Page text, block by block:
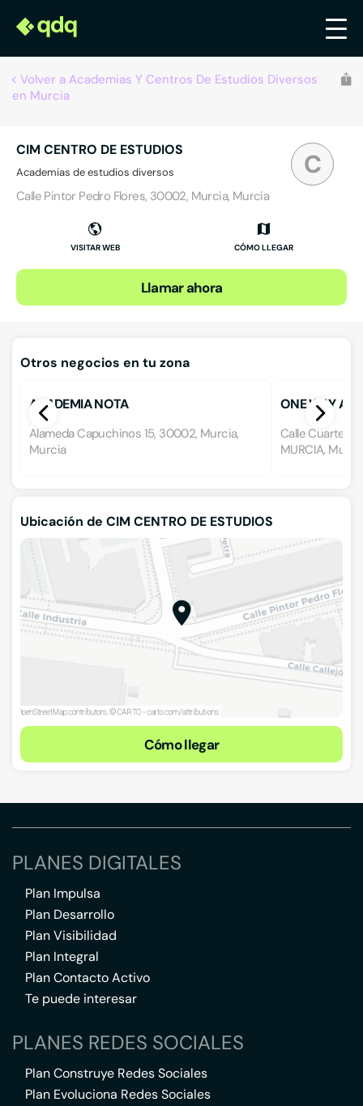
Volver a Academias Y Centros De Estudios Diversos
en Murcia
C
CIM CENTRO DE ESTUDIOS
Academias de estudios diversos
Calle Pintor Pedro Flores, 30002, Murcia, Murcia
VISITAR WEB CÓMO LLEGAR
Llamar ahora
Otros negocios en tu zona
ACADEMIA NOTA
Alameda Capuchinos 15, 30002, Murcia,
Murcia
ONE WAY
Calle Cuartel
MURCIA,
Ubicación de CIM CENTRO DE ESTUDIOS
Cómo llegar
PLANES DIGITALES
Plan Impulsa
Plan Desarrollo
Plan Visibilidad
Plan Integral
Plan Contacto Activo
Te puede interesar
PLANES REDES SOCIALES
Plan Construye Redes Sociales
Plan Evoluciona Redes Sociales